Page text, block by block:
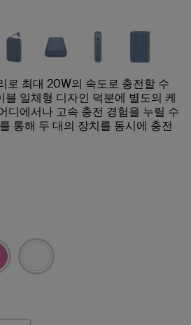
로 최대 20W의 속도로 충전할 수
블 일체형 디자인 덕분에 별도의 케
디에서나 고속 충전 경험을 누릴 수
통해 두 대의 장치를 동시에 충전